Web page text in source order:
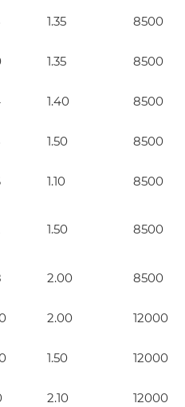
1.35 8500
1.35 8500
1.40 8500
1.50 8500
1.10 8500
1.50 8500
2.00 8500
2.00 12000
1.50 12000
2.10 12000